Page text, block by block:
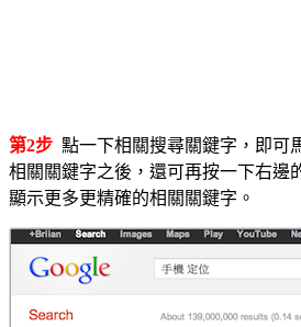
第2步 點一下相關搜尋關鍵字，即可
相關關鍵字之後，還可再按一下右邊
顯示更多更精確的相關關鍵字。